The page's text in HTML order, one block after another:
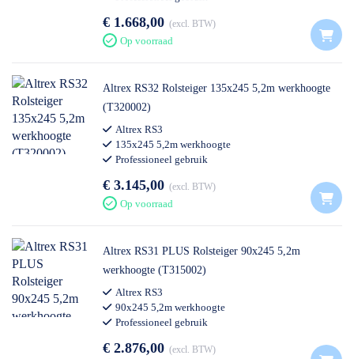
€ 1.668,00 excl. BTW
Op voorraad
Altrex RS32 Rolsteiger 135x245 5,2m werkhoogte
(T320002)
Altrex RS3
135x245 5,2m werkhoogte
Professioneel gebruik
€ 3.145,00 excl. BTW
Op voorraad
Altrex RS31 PLUS Rolsteiger 90x245 5,2m
werkhoogte (T315002)
Altrex RS3
90x245 5,2m werkhoogte
Professioneel gebruik
€ 2.876,00 excl. BTW